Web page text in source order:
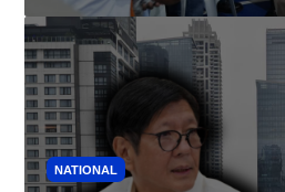
NATIONAL